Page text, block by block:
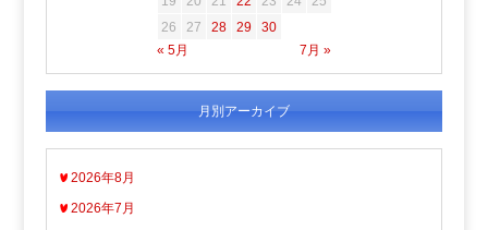
« 5月 7月 »
26
27 28 29 30
月別アーカイブ
2026年8月
2026年7月